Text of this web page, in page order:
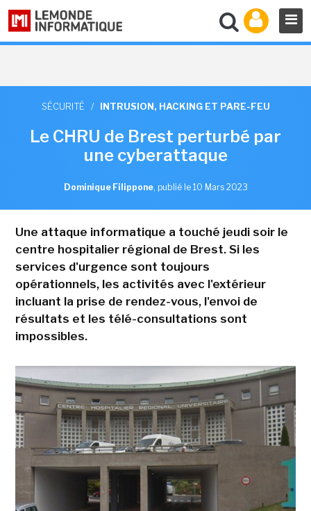
SÉCURITÉ / INTRUSION, HACKING ET PARE-FEU
Le CHRU de Brest perturbé par
une cyberattaque
Dominique Filippone, publié le 10 Mars 2023
Une attaque informatique a touché jeudi soir le
centre hospitalier régional de Brest. Si les
services d'urgence sont toujours
opérationnels, les activités avec l'extérieur
incluant la prise de rendez-vous, l'envoi de
résultats et les télé-consultations sont
impossibles.